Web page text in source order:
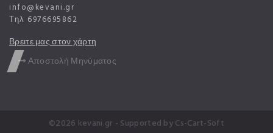
info@kevani.gr
Τηλ 6976695862
Βρειτε μας στον χάρτη
Αποστολή Μηνύματος
©2026 kevani.gr - Supported byCs-Cart-Soft